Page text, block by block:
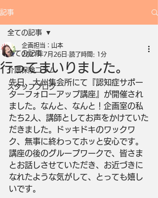
記事
全ての記事
介護保険コラム
スタッフブログ
全ての記事
行ってまいりました。
企画担当：山本
2021年7月26日 読了時間: 1分
先日、大州集会所にて『認知症サポー
ターフォローアップ講座』が開催され
ました。なんと、なんと！企画室の私
たち2人、講師としてお声をかけていた
だきました。ドッキドキのワックワ
ク、無事に終わってホッと安心です。
講座の後のグループワークで、皆さま
とお話しさせていただき、お近づきに
なれたような気がして、とっても嬉し
いです。